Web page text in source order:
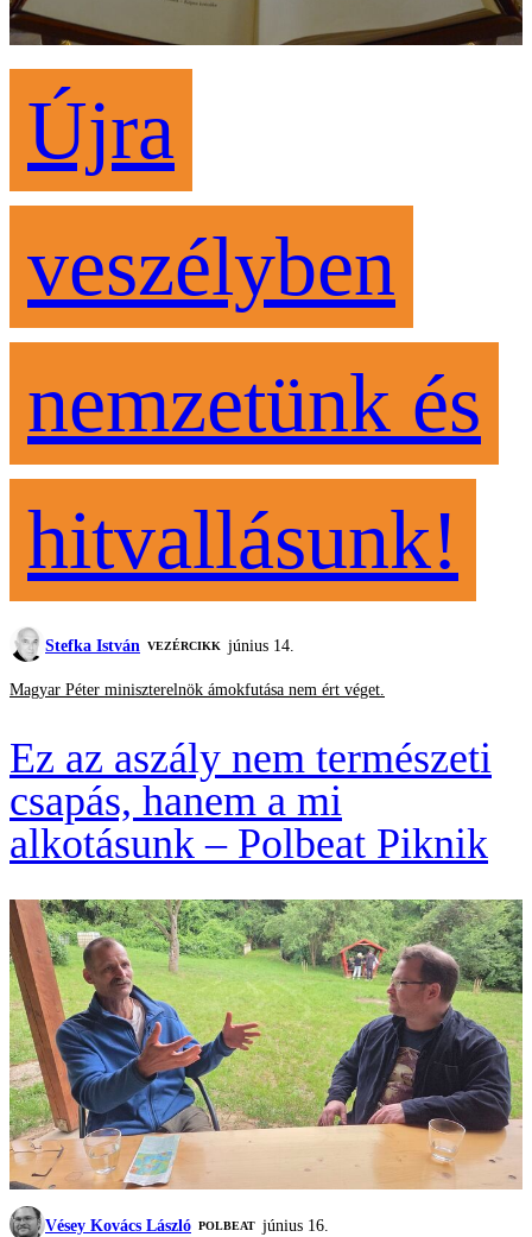
Újra
veszélyben
nemzetünk és
hitvallásunk!
Stefka István VEZÉRCIKK június 14.
Magyar Péter miniszterelnök ámokfutása nem ért véget.
Ez az aszály nem természeti
csapás, hanem a mi
alkotásunk – Polbeat Piknik
Vésey Kovács László ‎POLBEAT június 16.